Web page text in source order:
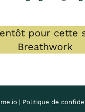
pour cette
Breathwork
| Politique de